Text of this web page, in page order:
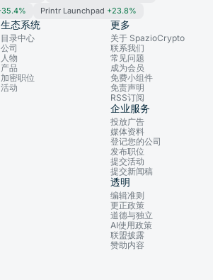
Printr Launchpad +23.8%
生态系统
目录中心
公司
人物
产品
加密职位
活动
更多
关于 SpazioCrypto
联系我们
常见问题
成为会员
免费小组件
免责声明
RSS订阅
企业服务
投放广告
媒体资料
登记您的公司
发布职位
提交活动
提交新闻稿
透明
编辑准则
更正政策
道德与独立
AI使用政策
联盟披露
赞助内容